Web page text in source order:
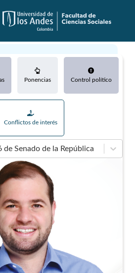
Ponencias Control político
Conflictos de interés
de Senado de la República